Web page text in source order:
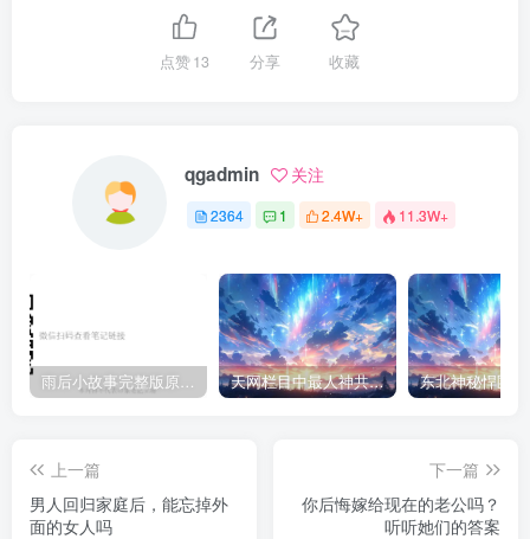
点赞13 分享 收藏
qgadmin 关注
2364 1 2.4W+ 11.3W+
雨后小故事完整版原片动态图（图+文字解说版） 天网栏目中最人神共愤的一期《消失的夫妻》
上一篇
男人回归家庭后，能忘掉外
面的女人吗
下一篇
你后悔嫁给现在的老公吗？
听听她们的答案